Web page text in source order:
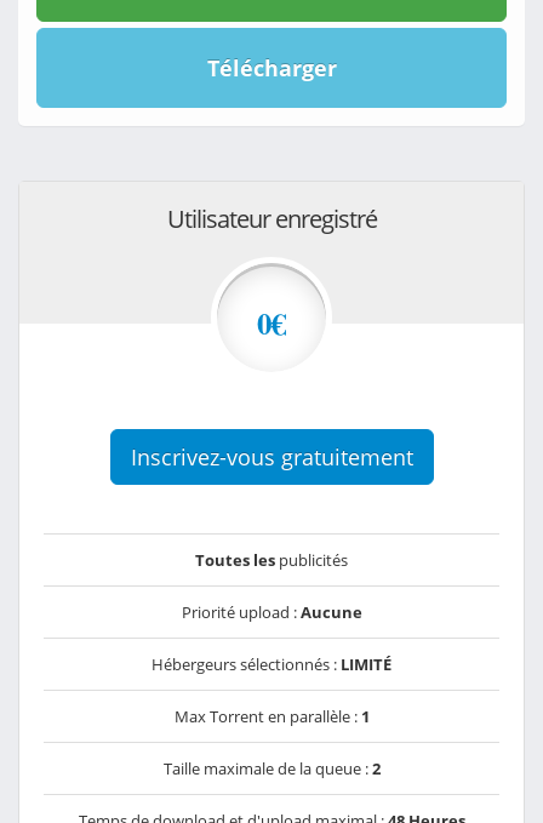
Télécharger
Utilisateur enregistré
0€
Inscrivez-vous gratuitement
Toutes les publicités
Priorité upload :Aucune
Hébergeurs sélectionnés : LIMITÉ
Max Torrent en parallèle : 1
Taille maximale de la queue :2